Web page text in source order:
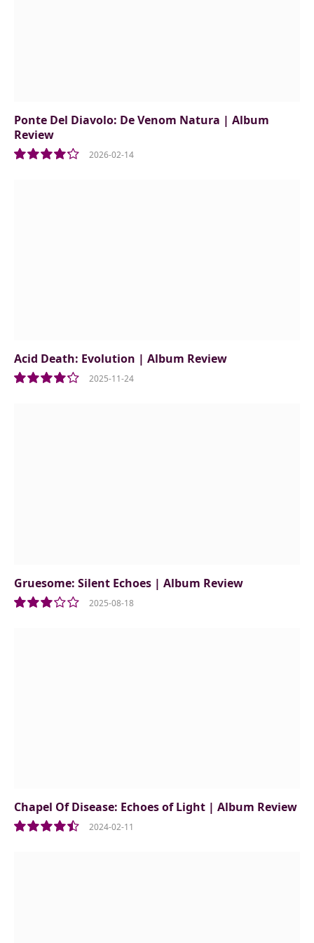
Ponte Del Diavolo: De Venom Natura | Album
Review
2026-02-14
Acid Death: Evolution | Album Review
2025-11-24
Gruesome: Silent Echoes | Album Review
2025-08-18
Chapel Of Disease: Echoes of Light | Album Review
2024-02-11